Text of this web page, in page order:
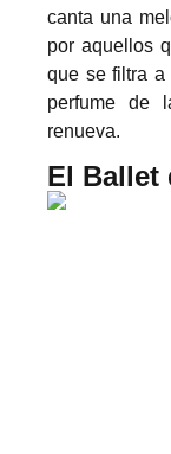
canta una
por aquellos
que se filtra a
perfume de
renueva.
El Ballet